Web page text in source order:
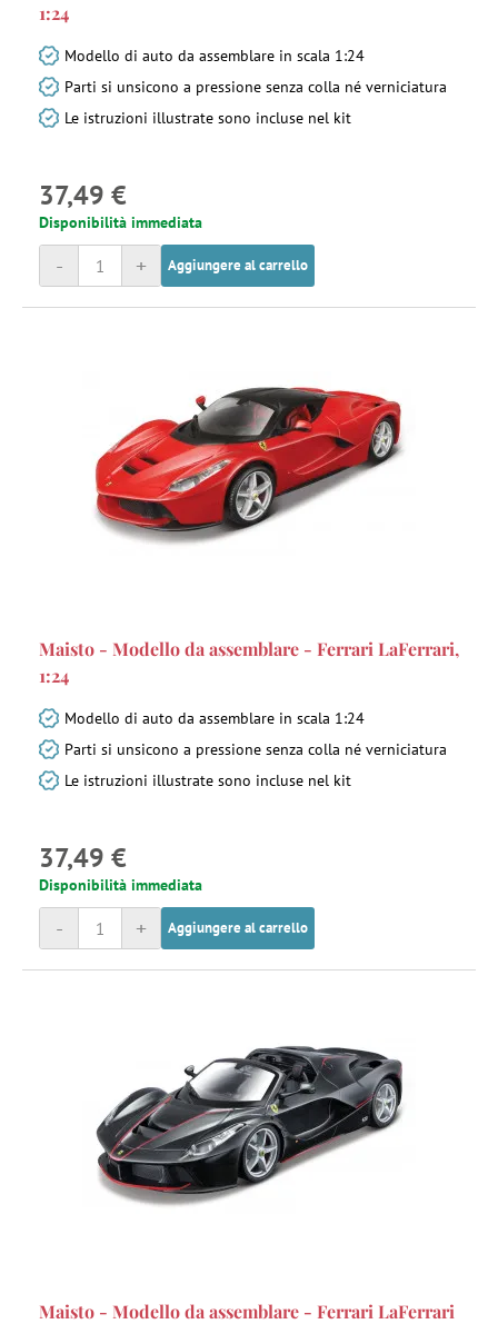
1:24
Modello di auto da assemblare in scala 1:24
Parti si unsicono a pressione senza colla né verniciatura
Le istruzioni illustrate sono incluse nel kit
37,49 €
Disponibilità immediata
+
- Aggiungere al carrello
Maisto - Modello da assemblare - Ferrari LaFerrari,
1:24
Modello di auto da assemblare in scala 1:24
Parti si unsicono a pressione senza colla né verniciatura
Le istruzioni illustrate sono incluse nel kit
37,49 €
Disponibilità immediata
+
- Aggiungere al carrello
Maisto - Modello da assemblare - Ferrari LaFerrari